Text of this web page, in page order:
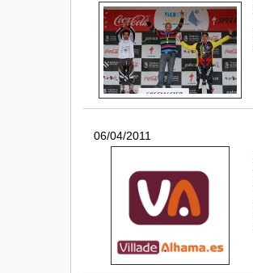
06/04/2011